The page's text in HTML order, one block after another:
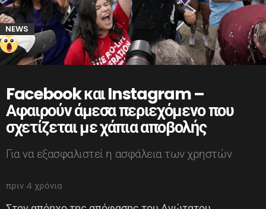
NEWS
Facebook και Instagram –
Αφαιρούν άμεσα περιεχόμενο που
σχετίζεται με χάπια αποβολής
Για να εξασφαλιστεί η ασφάλεια των χρηστών
πριν 4 χρόνια